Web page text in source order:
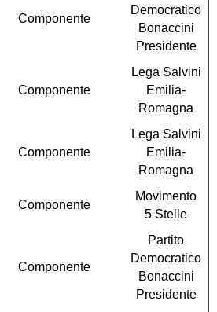
Componente
Democratico
Bonaccini
Presidente
Componente
Lega Salvini
Emilia-
Romagna
Componente
Lega Salvini
Emilia-
Romagna
Componente
Movimento
5 Stelle
Componente
Partito
Democratico
Bonaccini
Presidente